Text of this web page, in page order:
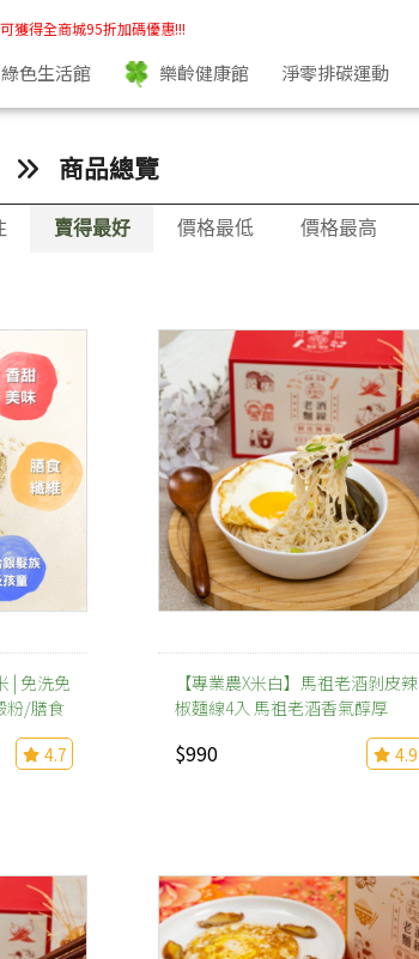
獲得全商城95折加碼優惠!!!
綠色生活館 樂齡健康館 淨零排碳運動
商品總覽
賣得最好 價格最低 價格最高
| 免洗免
粉/膳食
4.7
【專業農X米白】馬祖老酒剝皮辣
椒麵線4入 馬祖老酒香氣醇厚
$990 4.9